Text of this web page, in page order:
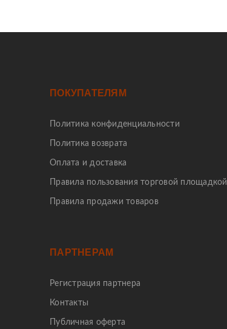
ПОКУПАТЕЛЯМ
Политика конфиденциальности
Политика возврата
Оплата и доставка
Правила пользования торговой площадкой
Правила продажи товаров
ПАРТНЕРАМ
Регистрация партнера
Контакты
Публичная оферта